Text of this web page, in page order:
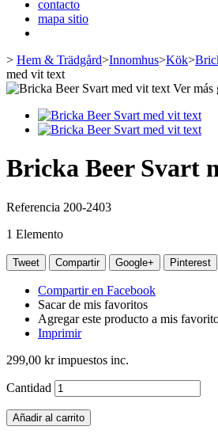
contacto
mapa sitio
> Hem & Trädgård>Innomhus>Kök>
med vit text
Ver más
Bricka Beer Svart
Referencia 200-2403
1 Elemento
Tweet Compartir Google+ Pinterest
Compartir en Facebook
Sacar de mis favoritos
Agregar este producto a mis
Imprimir
299,00 krimpuestos inc.
Cantidad
Añadir al carrito